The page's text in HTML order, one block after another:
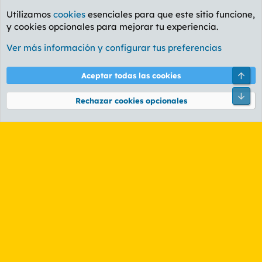
Foro Política
Cookies
PL OLDSTYLE AMARILLO
Términos y reglas Política de privacidad Ayuda
Community platform by XenForo® © 2010-2026 XenForo Ltd.
Utilizamos cookies esenciales para que este sitio funcione,
y cookies opcionales para mejorar tu experiencia.
Ver más información y configurar tus preferencias
Aceptar todas las cookies
Rechazar cookies opcionales
Pie